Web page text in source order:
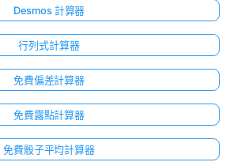
Desmos 計算器
行列式計算器
免費偏差計算器
免費露點計算器
免費骰子平均計算器